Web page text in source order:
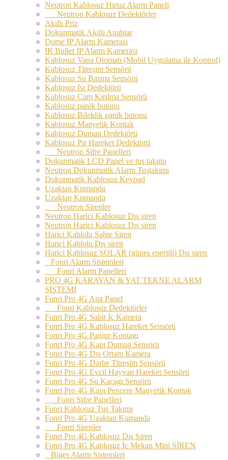
Neutron Kablosuz Hırsız Alarm Paneli
Neutron Kablosuz Dedektörler
Akıllı Priz
Dokunmatik Akıllı Anahtar
Dome IP Alarm Kamerası
IR Bullet IP Alarm Kamerası
Kablosuz Vana Otomatı (Mobil Uygulama ile Kontrol)
Kablosuz Titreşim Sensörü
Kablosuz Su Basma Sensörü
Kablosuz Isı Dedektörü
Kablosuz Cam Kırılma Sensörü
Kablosuz panik butonu
Kablosuz Bileklik panik butonu
Kablosuz Manyetik Kontak
Kablosuz Duman Dedektörü
Kablosuz Pır Hareket Dedektörü
Neutron Şifre Panelleri
Dokunmatik LCD Panel ve tuş takımı
Neutron Dokunmatik Alarm Tuştakımı
Dokunmatik Kablosuz Keypad
Uzaktan Kumanda
Uzaktan Kumanda
Neutron Sirenler
Neutron Harici Kablosuz Dış siren
Neutron Harici Kablosuz Dış siren
Harici Kablolu Sahte Siren
Harici Kablolu Dış siren
Harici Kablosuz SOLAR (güneş enerjili) Dış siren
Fonri Alarm Sistemleri
Fonri Alarm Panelleri
PRO 4G KARAVAN & YAT TEKNE ALARM
SİSTEMİ
Fonri Pro 4G Ana Panel
Fonri Kablosuz Dedektörler
Fonri Pro 4G Sabit İç Kamera
Fonri Pro 4G Kablosuz Hareket Sensörü
Fonri Pro 4G Panjur Kontagı
Fonri Pro 4G Kapı Duman Sensörü
Fonri Pro 4G Dış Ortam Kamera
Fonri Pro 4G Darbe Titreşim Sensörü
Fonri Pro 4G Evcil Hayvan Hareket Sensörü
Fonri Pro 4G Su Kaçagı Sensörü
Fonri Pro 4G Kapı Pencere Manyetik Kontak
Fonri Şifre Panelleri
Fonri Kablosuz Tuş Takımı
Fonri Pro 4G Uzaktan Kumanda
Fonri Sirenler
Fonri Pro 4G Kablosuz Dış Siren
Fonri Pro 4G Kablosuz İç Mekan Mini SİREN
Biges Alarm Sistemleri